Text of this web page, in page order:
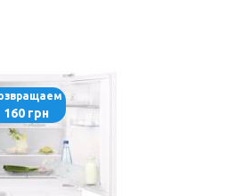
160 грн